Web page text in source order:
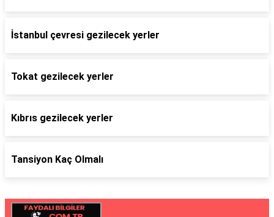
İstanbul çevresi gezilecek yerler
Tokat gezilecek yerler
Kıbrıs gezilecek yerler
Tansiyon Kaç Olmalı